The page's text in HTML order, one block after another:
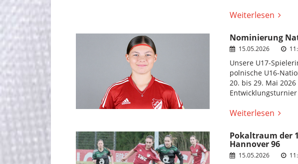
Weiterlesen
Nominierung
15.05.2026
Unsere U17-
polnische U16-
20. bis 29. Mai
Weiterlesen
Pokaltraum der
Hannover 96
15.05.2026